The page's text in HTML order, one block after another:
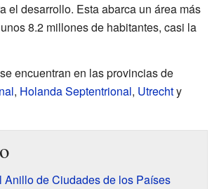
el desarrollo. Esta abarca un área más
8.2 millones de habitantes, casi la
encuentran en las provincias de
, Holanda Septentrional, Utrechty
Anillo de Ciudades de los Países